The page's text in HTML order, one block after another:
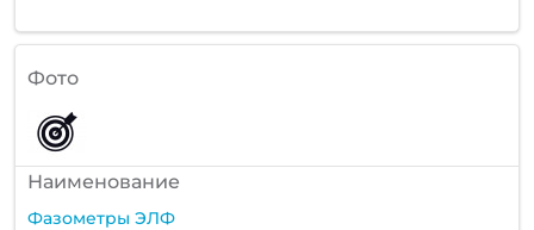
Фото
Наименование
Фазометры ЭЛФ